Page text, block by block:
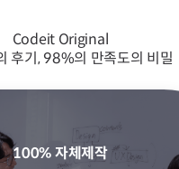
Codeit Original
후기, 98%의 만족도의 비밀
100% 자체제작